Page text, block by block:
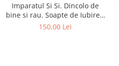
Imparatul Si Si. Dincolo de
bine si rau. Soapte de Iubire -
Invatatura tainica a Soarelui
150,00 Lei